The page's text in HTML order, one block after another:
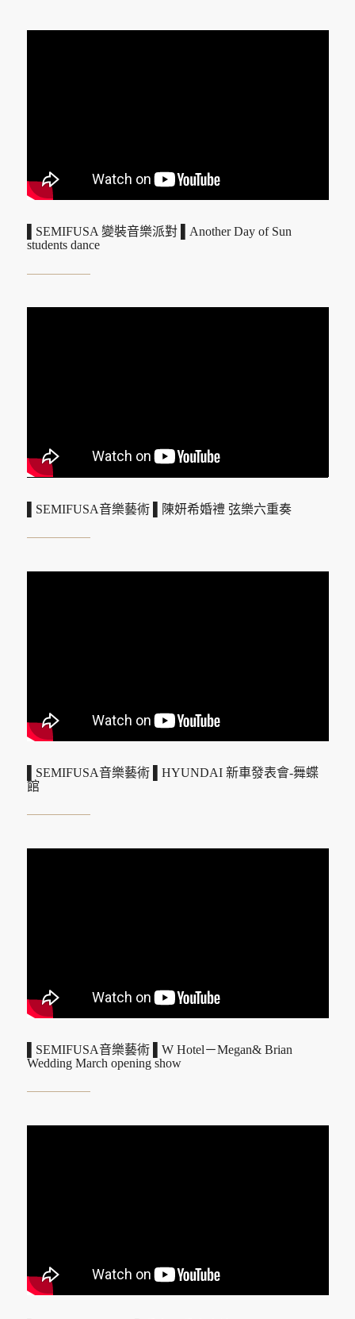
▌SEMIFUSA 變裝音樂派對 ▌Another Day of Sun
students dance
▌SEMIFUSA音樂藝術 ▌陳妍希婚禮 弦樂六重奏
▌SEMIFUSA音樂藝術 ▌HYUNDAI 新車發表會-舞蝶
館
▌SEMIFUSA音樂藝術 ▌W Hotel－Megan& Brian
Wedding March opening show